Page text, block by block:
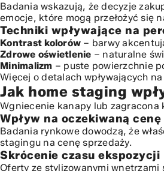
Etap 1: Analiza i plan
Etap 2: Realizacja
Analiza zwrotu z inwestycji (ROI) w
Strategia home stagingu a
Badania wskazują, że decyzje
emocje, które mogą przełożyć się
Techniki wpływające na
Kontrast kolorów – barwy
Zdrowe oświetlenie – naturalne
Minimalizm – puste powierzchnie
Więcej o detalach wpływających
Jak home staging
Wgniecenie kanapy lub
Wpływ na oczekiwaną cenę
Badania rynkowe dowodzą, że
stagingu na cenę sprzedaży.
Skrócenie czasu ekspozycji
Oferty ze stylizowanymi